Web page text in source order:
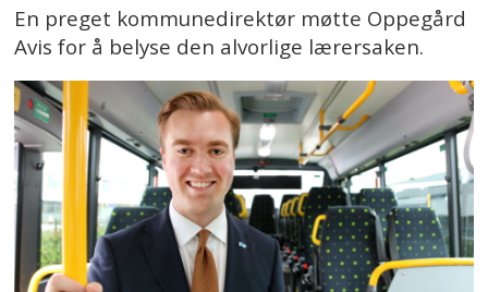
En preget kommunedirektør møtte Oppegård
Avis for å belyse den alvorlige lærersaken.